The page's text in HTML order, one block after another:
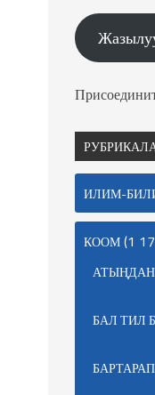
ИЛИМ-
КООМ(1
БАЛ ТИЛ
БАРТАРАП